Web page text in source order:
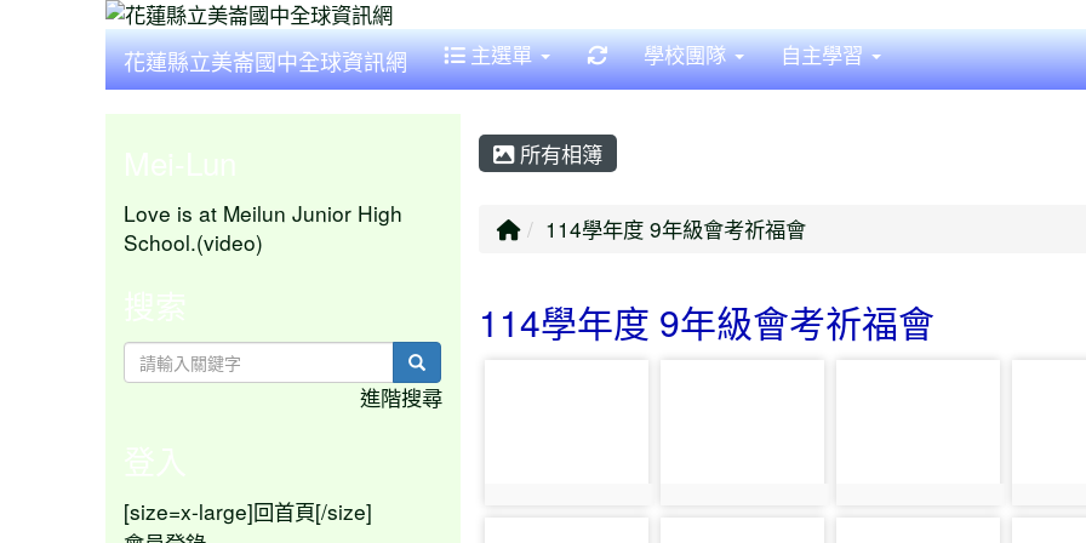
花蓮縣立美崙國中全球資訊網 主選單 重新取得佈景設定
學校團隊 自主學習
所有相簿
回首頁
114學年度 9年級會考祈福會
114學年度 9年級會考祈福會
Mei-Lun
Love is at Meilun Junior High
School.(video)
搜索
search
進階搜尋
登入
[size=x-large] 回首頁[/size]